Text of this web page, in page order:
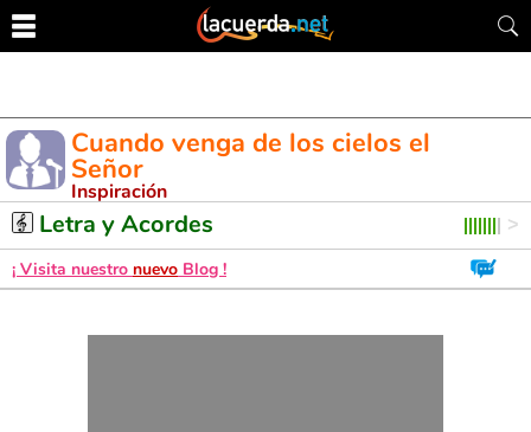
Cuando venga de los cielos el
Señor
Inspiración
Letra y Acordes
¡ Visita nuestro nuevo Blog !